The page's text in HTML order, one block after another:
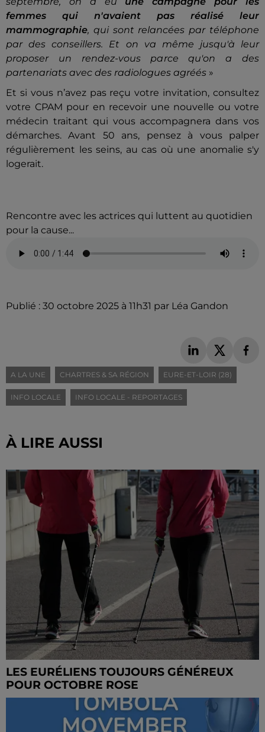
femmes qui n'avaient pas réalisé leur
mammographie, qui sont relancées par téléphone
par des conseillers. Et on va même jusqu'à leur
proposer un rendez-vous parce qu'on a des
partenariats avec des radiologues agréés »
Et si vous n’avez pas reçu votre invitation, consultez
votre CPAM pour en recevoir une nouvelle ou votre
médecin traitant qui vous accompagnera dans vos
démarches. Avant 50 ans, pensez à vous palper
régulièrement les seins, au cas où une anomalie s'y
logerait.
Rencontre avec les actrices qui luttent au quotidien
pour la cause...
Publié : 30 octobre 2025 à 11h31 par Léa Gandon
A LA UNE CHARTRES & SA RÉGION EURE-ET-LOIR (28)
INFO LOCALE INFO LOCALE - REPORTAGES
À LIRE AUSSI
LES EURÉLIENS TOUJOURS GÉNÉREUX
POUR OCTOBRE ROSE